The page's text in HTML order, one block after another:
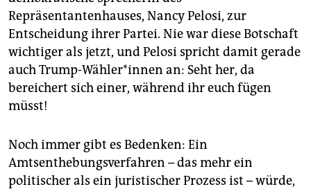
Repräsentantenhauses, Nancy Pelosi, zur
Entscheidung ihrer Partei. Nie war diese Botschaft
wichtiger als jetzt, und Pelosi spricht damit gerade
auch Trump-Wähler*innen an: Seht her, da
bereichert sich einer, während ihr euch fügen
müsst!
Noch immer gibt es Bedenken: Ein
Amtsenthebungsverfahren – das mehr ein
politischer als ein juristischer Prozess ist – würde,